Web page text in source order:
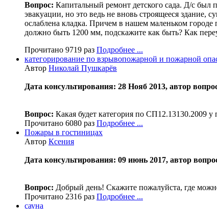
Вопрос: Капитальный ремонт детского сада. Д/с был
эвакуации, но это ведь не вновь строящееся здание,
ослаблена кладка. Причем в нашем маленьком
должно быть 1200 мм, подскажите как быть? Как
Прочитано 9719 раз Подробнее ...
категорирование по взрывопожарной и пожарной
Автор Николай Пушкарёв
Дата консультирования: 28 Нояб 2013, автор
Вопрос: Какая будет категория по СП12.13130.2009
Прочитано 6080 раз Подробнее ...
Пожары в гостиницах
Автор Ксения
Дата консультирования: 09 июнь 2017, автор
Вопрос: Добрый день! Скажите пожалуйста, где
Прочитано 2316 раз Подробнее ...
сауна